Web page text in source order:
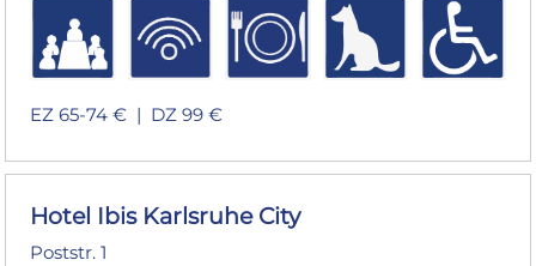
EZ 65-74 € | DZ 99 €
Hotel Ibis Karlsruhe City
Poststr. 1